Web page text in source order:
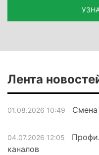
Лента
01.08.2026 10:49 Смена
04.07.2026 12:05
каналов